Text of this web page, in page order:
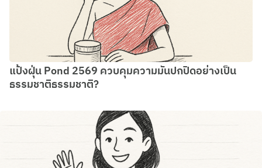
แป้งฝุ่น Pond 2569 ควบคุมความมันปกปิดอย่างเป็น
ธรรมชาติธรรมชาติ?